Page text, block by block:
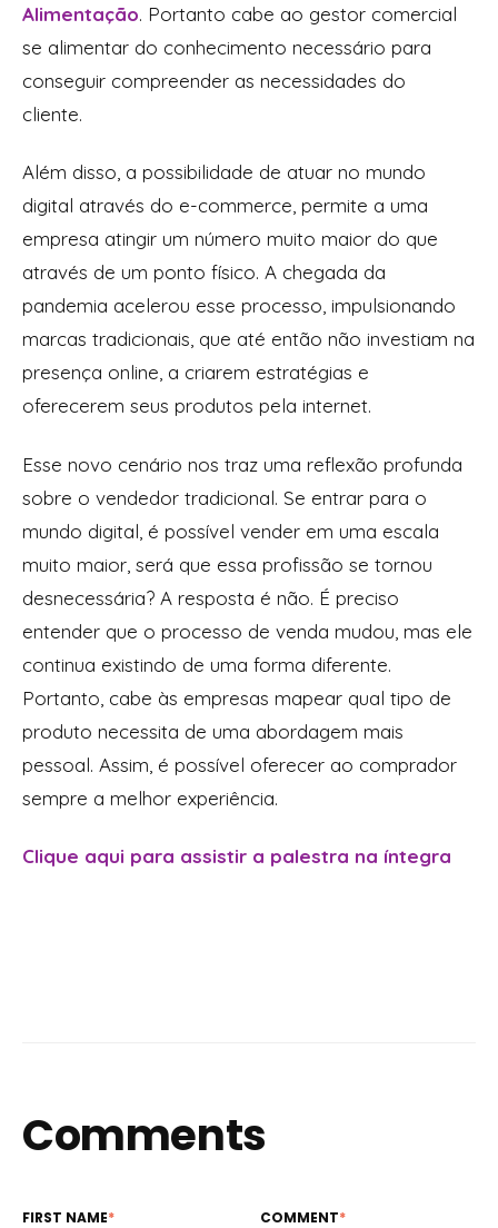
Alimentação. Portanto cabe ao gestor comercial
se alimentar do conhecimento necessário para
conseguir compreender as necessidades do
cliente.
Além disso, a possibilidade de atuar no mundo
digital através do e-commerce, permite a uma
empresa atingir um número muito maior do que
através de um ponto físico. A chegada da
pandemia acelerou esse processo, impulsionando
marcas tradicionais, que até então não investiam na
presença online, a criarem estratégias e
oferecerem seus produtos pela internet.
Esse novo cenário nos traz uma reflexão profunda
sobre o vendedor tradicional. Se entrar para o
mundo digital, é possível vender em uma escala
muito maior, será que essa profissão se tornou
desnecessária? A resposta é não. É preciso
entender que o processo de venda mudou, mas ele
continua existindo de uma forma diferente.
Portanto, cabe às empresas mapear qual tipo de
produto necessita de uma abordagem mais
pessoal. Assim, é possível oferecer ao comprador
sempre a melhor experiência.
Clique aqui para assistir a palestra na íntegra
Comments
FIRST NAME* COMMENT*